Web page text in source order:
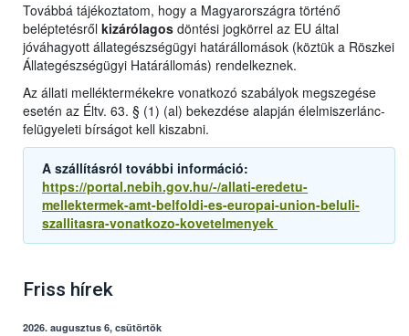
Továbbá tájékoztatom, hogy a Magyarországra történő
beléptetésről kizárólagos döntési jogkörrel az EU által
jóváhagyott állategészségügyi határállomások (köztük a Röszkei
Állategészségügyi Határállomás) rendelkeznek.
Az állati melléktermékekre vonatkozó szabályok megszegése
esetén az Éltv. 63. § (1) (al) bekezdése alapján élelmiszerlánc-
felügyeleti bírságot kell kiszabni.
A szállításról további információ:
https://portal.nebih.gov.hu/-/allati-eredetu-
mellektermek-amt-belfoldi-es-europai-union-beluli-
szallitasra-vonatkozo-kovetelmenyek
Friss hírek
2026. augusztus 6, csütörtök